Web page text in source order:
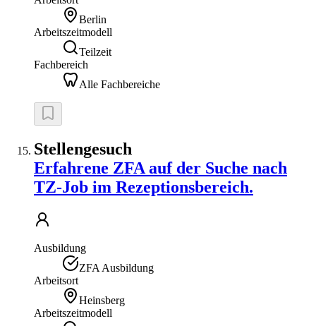
Berlin
Arbeitszeitmodell
Teilzeit
Fachbereich
Alle Fachbereiche
Stellengesuch
Erfahrene ZFA auf der Suche nach
TZ-Job im Rezeptionsbereich.
Ausbildung
ZFA Ausbildung
Arbeitsort
Heinsberg
Arbeitszeitmodell